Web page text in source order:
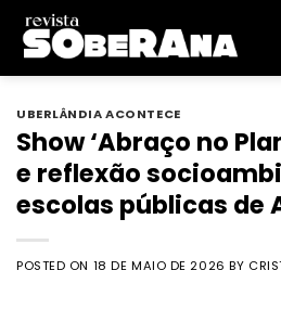
Skip
content
UBERLÂNDIA ACONTECE
Show ‘Abraço no
e reflexão
escolas públicas de
POSTED ON 18 DE MAIO DE 2026 BY